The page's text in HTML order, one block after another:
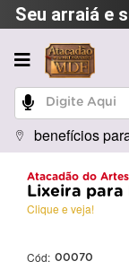
Seu arraiá e
benefícios
Atacadão do
Lixeira para
Clique e veja!
Cód: 00070